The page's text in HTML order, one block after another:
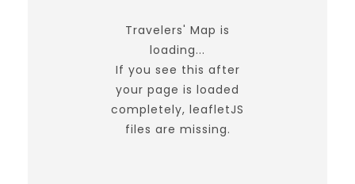
Travelers' Map is
loading...
If you see this after
your page is loaded
completely, leafletJS
files are missing.